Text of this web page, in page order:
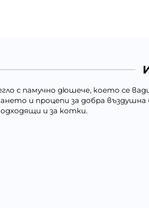
с памучно дюшече, което се
и процепи за добра въздушна
и за котки.